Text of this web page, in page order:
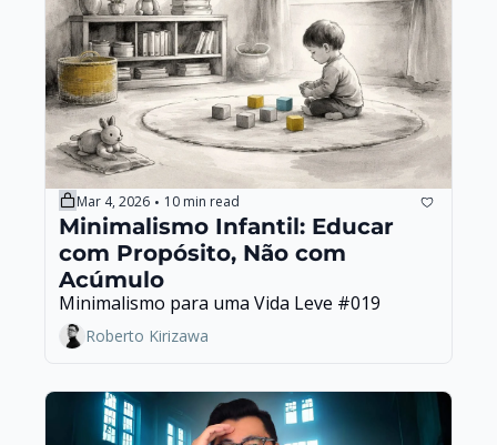
Mar 4, 2026 • 10 min read
Minimalismo Infantil: Educar
com Propósito, Não com
Acúmulo
Minimalismo para uma Vida Leve #019
Roberto Kirizawa